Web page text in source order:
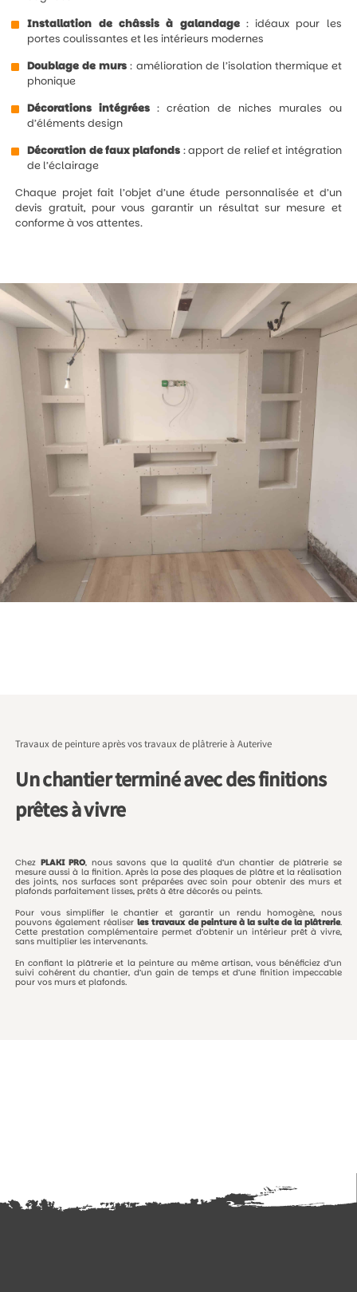
Installation de châssis à galandage: idéaux pour les
portes coulissantes et les intérieurs modernes
Doublage de murs : amélioration de l’isolation thermique et
phonique
Décorations intégrées : création de niches murales ou
d’éléments design
Décoration de faux plafonds : apport de relief et intégration
de l’éclairage
Chaque projet fait l’objet d’une étude personnalisée et d’un
devis gratuit, pour vous garantir un résultat sur mesure et
conforme à vos attentes.
Travaux de peinture après vos travaux de plâtrerie à Auterive
Un chantier terminé avec des finitions
prêtes à vivre
Chez PLAKIPRO, noussavons que laqualité d’unchantier deplâtrerie se
mesureaussià la finition. Après laposedesplaquesde plâtre et la réalisation
desjoints, nos surfaces sont préparées avecsoinpourobtenirdes murs et
plafondsparfaitementlisses,prêtsàêtredécorésoupeints.
Pour voussimplifier lechantier et garantirun renduhomogène, nous
pouvonségalementréaliserlestravaux depeintureà la suitedela plâtrerie.
Cette prestationcomplémentairepermet d’obtenirun intérieur prêtà vivre,
sansmultiplierlesintervenants.
Enconfiantlaplâtrerieet la peinture au même artisan, vous bénéficiez d’un
suivi cohérent duchantier, d’un gainde temps etd’une finition impeccable
pourvosmursetplafonds.